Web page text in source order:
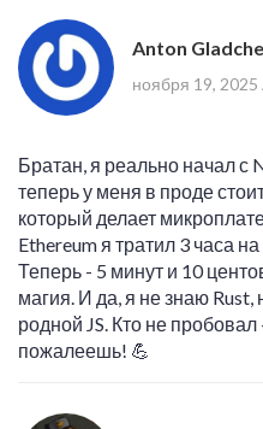
Anton
ноября 19, 2025
Братан, я реально начал с
теперь у меня в проде
который делает
Ethereum я тратил 3 часа
Теперь - 5 минут и 10
магия. И да, я не знаю Rust,
родной JS. Кто не
пожалеешь! 💪